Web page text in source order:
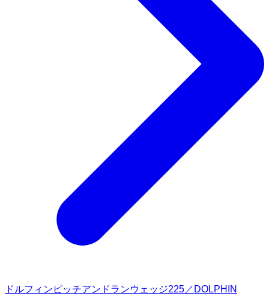
ドルフィンピッチアンドランウェッジ225／DOLPHIN